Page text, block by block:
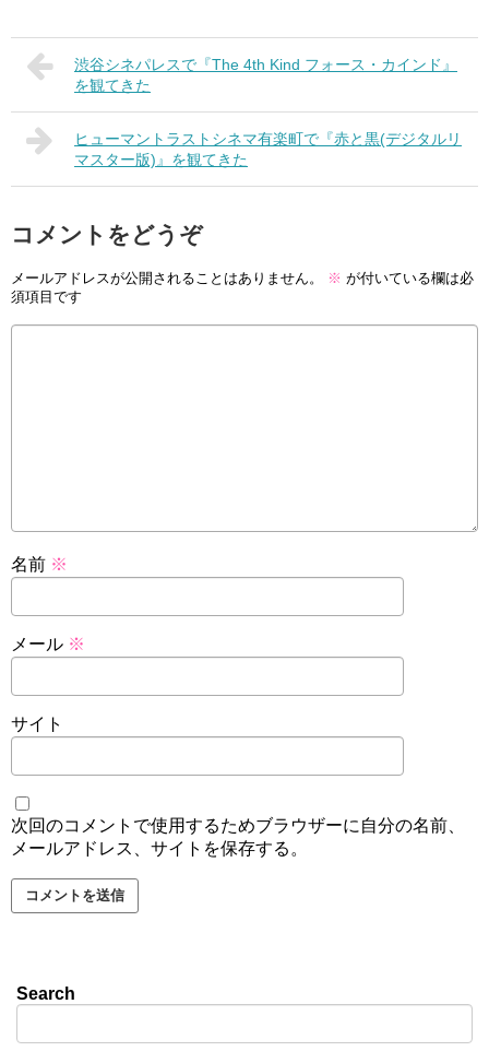
渋谷シネパレスで『The 4th Kind フォース・カインド』
を観てきた
ヒューマントラストシネマ有楽町で『赤と黒(デジタルリ
マスター版)』を観てきた
コメントをどうぞ
メールアドレスが公開されることはありません。 ※ が付いている欄は必
須項目です
名前 ※
メール ※
サイト
次回のコメントで使用するためブラウザーに自分の名前、
メールアドレス、サイトを保存する。
Search